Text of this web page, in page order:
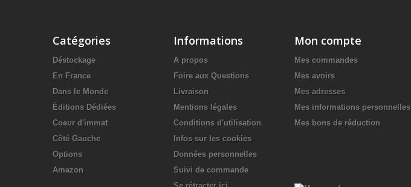
Catégories
Déstockage
En France
Dans le Monde
Éditions Dédiées
Coeur d'immat
Côté Gauche
Options
Amazon
Informations
A propos
Foire aux Questions
Livraison
Mentions légales
Conditions d'utilisation
Infos sur les cookies
Données personnelles
Suivi de commande
Mon compte
Mes commandes
Mes avoirs
Mes adresses
Mes informations personnelles
Mes bons de réduction